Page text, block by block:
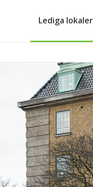
Lediga lokaler